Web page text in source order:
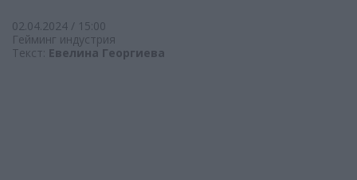
02.04.2024 / 15:00
Гейминг индустрия
Текст: Евелина Георгиева